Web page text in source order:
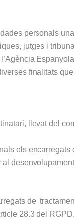
personals
jutges i
finalitats
llevat del
els
del
28.3 del RGPD.